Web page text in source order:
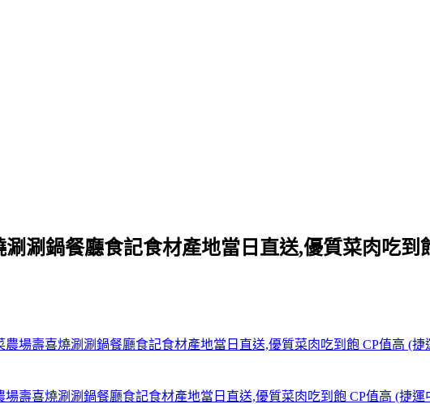
涮鍋餐廳食記食材產地當日直送,優質菜肉吃到
壽喜燒涮涮鍋餐廳食記食材產地當日直送,優質菜肉吃到飽 CP值高 (捷